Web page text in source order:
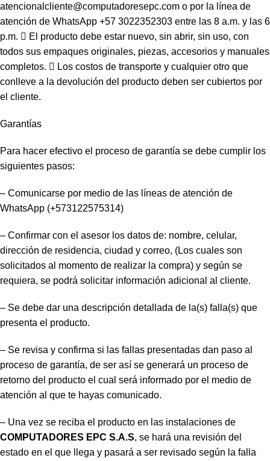
atencionalcliente@computadoresepc.com o por la línea de
atención de WhatsApp +57 3022352303 entre las 8 a.m. y las 6
p.m.  El producto debe estar nuevo, sin abrir, sin uso, con
todos sus empaques originales, piezas, accesorios y manuales
completos.  Los costos de transporte y cualquier otro que
conlleve a la devolución del producto deben ser cubiertos por
el cliente.
Garantías
Para hacer efectivo el proceso de garantía se debe cumplir los
siguientes pasos:
– Comunicarse por medio de las líneas de atención de
WhatsApp (+573122575314)
– Confirmar con el asesor los datos de: nombre, celular,
dirección de residencia, ciudad y correo, (Los cuales son
solicitados al momento de realizar la compra) y según se
requiera, se podrá solicitar información adicional al cliente.
– Se debe dar una descripción detallada de la(s) falla(s) que
presenta el producto.
– Se revisa y confirma si las fallas presentadas dan paso al
proceso de garantía, de ser así se generará un proceso de
retorno del producto el cual será informado por el medio de
atención al que te hayas comunicado.
– Una vez se reciba el producto en las instalaciones de
COMPUTADORES EPC S.A.S, se hará una revisión del
estado en el que llega y pasará a ser revisado según la falla